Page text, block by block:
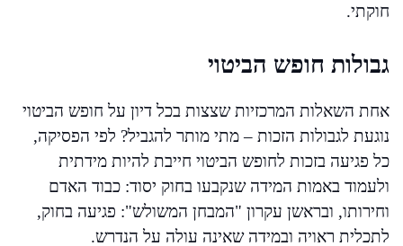
חוקתי.
גבולות חופש הביטוי
אחת השאלות המרכזיות שצצות בכל דיון על חופש הביטוי
נוגעת לגבולות הזכות – מתי מותר להגביל? לפי הפסיקה,
כל פגיעה בזכות לחופש הביטוי חייבת להיות מידתית
ולעמוד באמות המידה שנקבעו בחוק יסוד: כבוד האדם
וחירותו, ובראשן עקרון "המבחן המשולש": פגיעה בחוק,
לתכלית ראויה ובמידה שאינה עולה על הנדרש.